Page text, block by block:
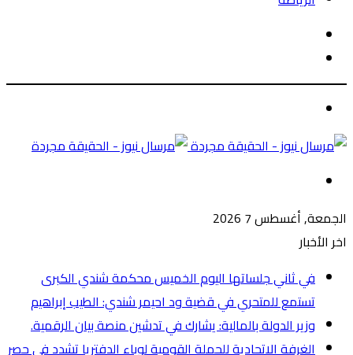
عن
الجمعة, أغسطس 7 2026
اخر الأخبار
في ثاني جلساتها اليوم الخميس محكمة شندي الكبرى
تستمع للمتحري في قضية ود احيمر شندي: الطيب إبراهيم
وزير الدولة بالمالية: يشارك في تدشين منصة بيان الرقمية.
الغرفة الاتحادية للحملة القومية لوباء الدفتريا تشدد في حصر